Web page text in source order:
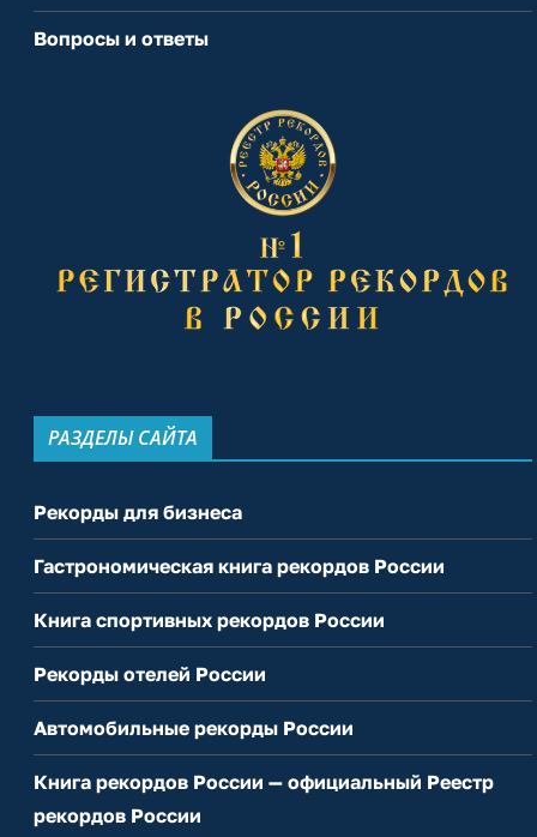
Вопросы и ответы
РАЗДЕЛЫ САЙТА
Рекорды для бизнеса
Гастрономическая книга рекордов России
Книга спортивных рекордов России
Рекорды отелей России
Автомобильные рекорды России
Книга рекордов России — официальный Реестр
рекордов России